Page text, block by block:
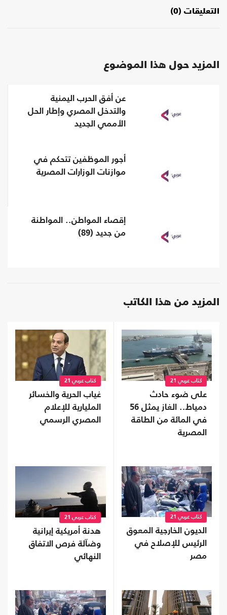
التعليقات (0)
المزيد حول هذا الموضوع
عن أفق الحرب اليمنية
والتدخل المصري وإطار الحل
الأممي الجديد
أجور الموظفين تتحكم في
موازنات الوزارات المصرية
إقصاء المواطن.. المواطنة
من جديد (89)
المزيد من هذا الكاتب
كتاب عربي 21
على ضوء حادث
دمياط.. الغاز يمثل 56
في المائة من الطاقة
المصرية
كتاب عربي 21
غياب الحرية والخسائر
المليارية للإعلام
المصري الرسمي
كتاب عربي 21
الديون الخارجية المعوق
الرئيس للإصلاح في
مصر
كتاب عربي 21
هدنة أمريكية إيرانية
وضآلة فرص الاتفاق
النهائي